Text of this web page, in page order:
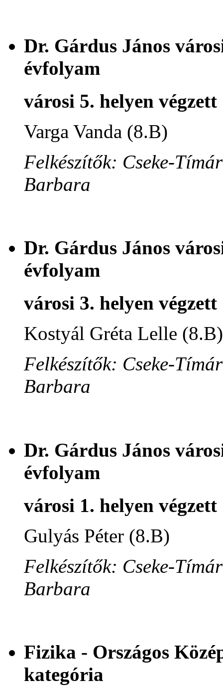
Dr. Gárdus János
évfolyam
városi 5. helyen végzett
Varga Vanda (8.B)
Felkészítők: Cseke-
Barbara
Dr. Gárdus János
évfolyam
városi 3. helyen végzett
Kostyál Gréta Lelle (8.B)
Felkészítők: Cseke-
Barbara
Dr. Gárdus János
évfolyam
városi 1. helyen végzett
Gulyás Péter (8.B)
Felkészítők: Cseke-
Barbara
Fizika - Országos
kategória